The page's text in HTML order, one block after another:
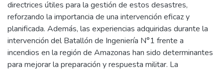
directrices útiles para la gestión de estos desastres,
reforzando la importancia de una intervención eficaz y
planificada. Además, las experiencias adquiridas durante la
intervención del Batallón de Ingeniería N°1 frente a
incendios en la región de Amazonas han sido determinantes
para mejorar la preparación y respuesta militar. La